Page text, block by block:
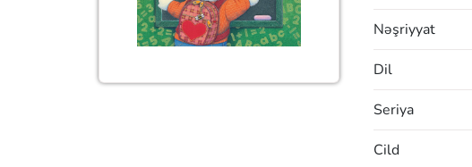
Nəşriyyat
Dil
Seriya
Cild